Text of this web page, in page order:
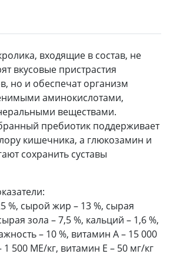
входящие в состав, не
вкусовые пристрастия
но и обеспечат организм
аминокислотами,
веществами.
пребиотик поддерживает
кишечника, а глюкозамин и
сохранить суставы
%, сырой жир – 13 %, сырая
зола – 7,5 %, кальций – 1,6 %,
– 10 %, витамин А – 15 000
500 МЕ/кг, витамин Е – 50 мг/кг